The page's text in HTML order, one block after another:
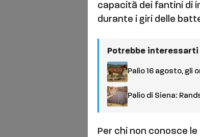
capacità dei fantini di
durante i giri delle
Potrebbe interessarti
Palio 16 agosto, gli
Palio di Siena:
Per chi non conosce